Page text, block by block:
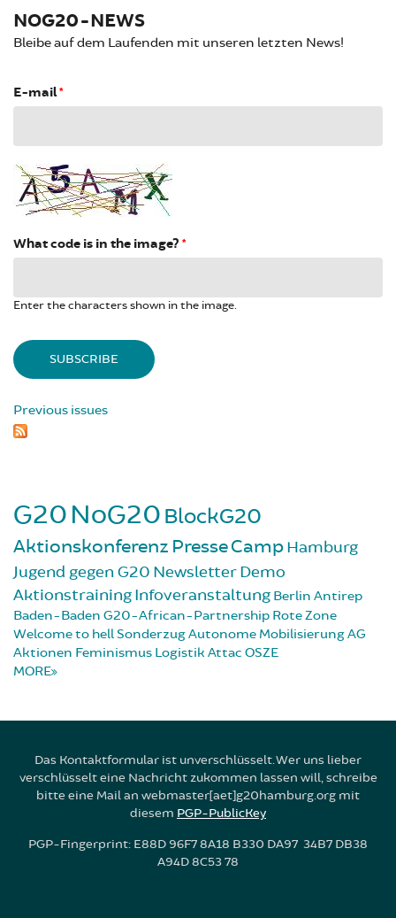
NOG20-NEWS
Bleibe auf dem Laufenden mit unseren letzten News!
E-mail*
What code is in the image? *
Enter the characters shown in the image.
Previous issues
G20NoG20 BlockG20
Aktionskonferenz PresseCampHamburg
Jugend gegen G20 NewsletterDemo
AktionstrainingInfoveranstaltung Berlin Antirep
Baden-Baden G20-African-Partnership Rote Zone
Welcome to hellSonderzugAutonome MobilisierungAG
Aktionen Feminismus Logistik Attac OSZE
MORE
Das Kontaktformular ist unverschlüsselt. Wer uns lieber
verschlüsselt eine Nachricht zukommen lassen will, schreibe
bitte eine Mail an webmaster[aet]g20hamburg.org mit
diesem PGP-PublicKey
PGP-Fingerprint: E88D 96F7 8A18 B330 DA97 34B7 DB38
A94D 8C53 78